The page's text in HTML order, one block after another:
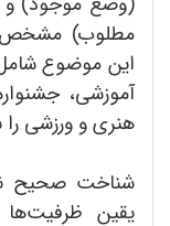
این موضوع
آموزشی،
هنری و ورزشی را
شناخت صحیح
یقین ظرفیت‌ها